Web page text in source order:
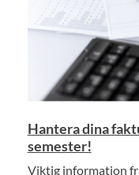
Hantera dina
semester!
Viktig information